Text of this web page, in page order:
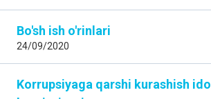
Bo'sh ish o'rinlari
24/09/2020
Korrupsiyaga qarshi kurashish